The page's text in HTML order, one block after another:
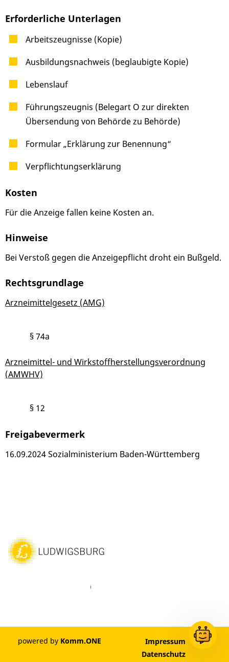
Erforderliche Unterlagen
Arbeitszeugnisse (Kopie)
Ausbildungsnachweis (beglaubigte Kopie)
Lebenslauf
Führungszeugnis (Belegart O zur direkten
Übersendung von Behörde zu Behörde)
Formular „Erklärung zur Benennung“
Verpflichtungserklärung
Kosten
Für die Anzeige fallen keine Kosten an.
Hinweise
Bei Verstoß gegen die Anzeigepflicht droht ein Bußgeld.
Rechtsgrundlage
Arzneimittelgesetz (AMG)
§ 74a
Arzneimittel- und Wirkstoffherstellungsverordnung
(AMWHV)
§ 12
Freigabevermerk
16.09.2024 Sozialministerium Baden-Württemberg
LinkedIn
powered by Komm.ONE
Impressum
Datenschutz